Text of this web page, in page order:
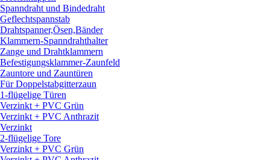
Spanndraht und Bindedraht
Geflechtspannstab
Drahtspanner,Ösen,Bänder
Klammern-Spanndrahthalter
Zange und Drahtklammern
Befestigungsklammer-Zaunfeld
Zauntore und Zauntüren
Für Doppelstabgitterzaun
1-flügelige Türen
Verzinkt + PVC Grün
Verzinkt + PVC Anthrazit
Verzinkt
2-flügelige Tore
Verzinkt + PVC Grün